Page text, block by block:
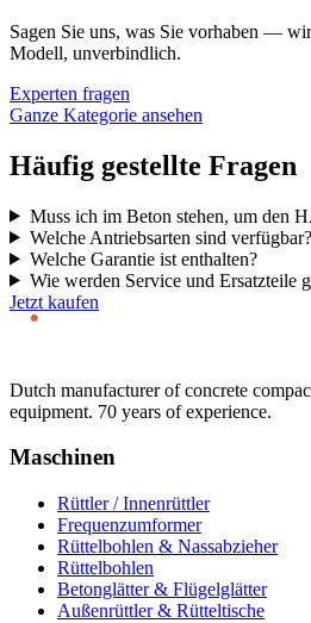
Sagen Sie uns, was Sie vorhaben —
Modell, unverbindlich.
Experten fragen
Ganze Kategorie ansehen
Häufig gestellte Fragen
Muss ich im Beton stehen, um den
Welche Antriebsarten sind verfügbar?
Welche Garantie ist enthalten?
Wie werden Service und Ersatzteile
Jetzt kaufen
Dutch manufacturer of concrete
equipment. 70 years of experience.
Maschinen
Rüttler / Innenrüttler
Frequenzumformer
Rüttelbohlen & Nassabzieher
Rüttelbohlen
Betonglätter & Flügelglätter
Außenrüttler & Rütteltische